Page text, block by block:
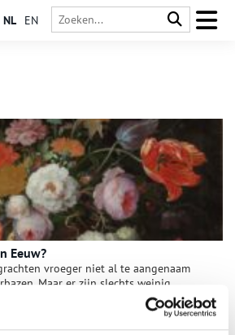
NL EN
Eeuw?
vroeger niet al te aangenaam
Maar er zijn slechts weinig
lucht kunnen herinneren van
En wat te denken van mirre of
lang geleden uit ons collectieve